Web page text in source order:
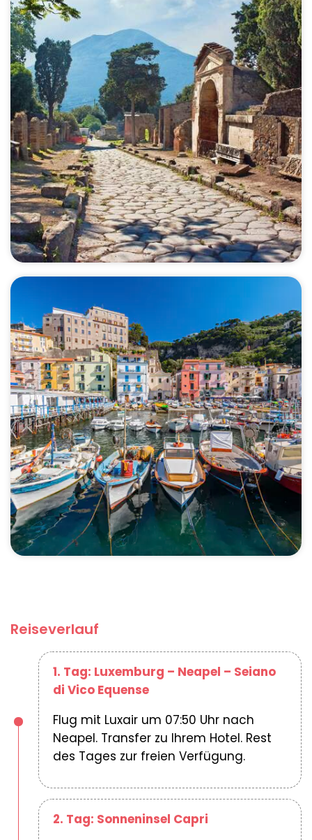
Reiseverlauf
1. Tag: Luxemburg – Neapel – Seiano
di Vico Equense
Flug mit Luxair um 07:50 Uhr nach
Neapel. Transfer zu Ihrem Hotel. Rest
des Tages zur freien Verfügung.
2. Tag: Sonneninsel Capri